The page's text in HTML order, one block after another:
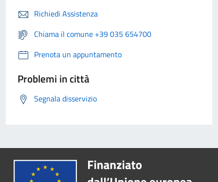
Richiedi Assistenza
Chiama il comune +39 035 654700
Prenota un appuntamento
Problemi in città
Segnala disservizio